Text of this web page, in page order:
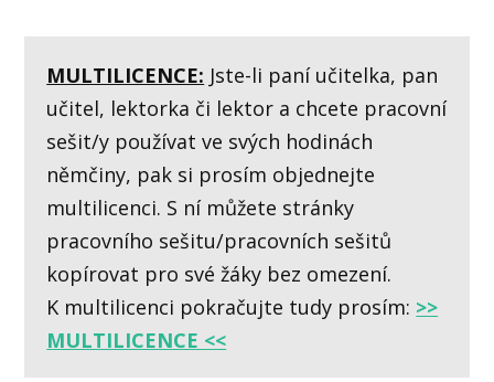
MULTILICENCE: Jste-li paní učitelka, pan
učitel, lektorka či lektor a chcete pracovní
sešit/y používat ve svých hodinách
němčiny, pak si prosím objednejte
multilicenci. S ní můžete stránky
pracovního sešitu/pracovních sešitů
kopírovat pro své žáky bez omezení.
K multilicenci pokračujte tudy prosím: >>
MULTILICENCE <<